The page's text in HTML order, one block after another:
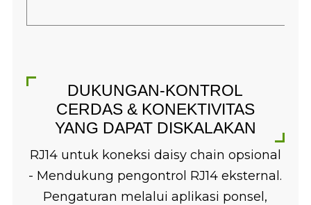
DUKUNGAN-KONTROL
CERDAS & KONEKTIVITAS
YANG DAPAT DISKALAKAN
RJ14 untuk koneksi daisy chain opsional
- Mendukung pengontrol RJ14 eksternal.
Pengaturan melalui aplikasi ponsel,